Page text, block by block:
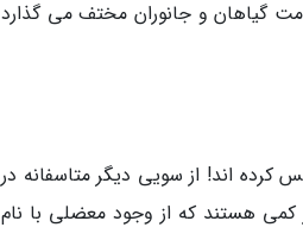
گیاهان و جانوران مختف می گذارد
اند! از سویی دیگر متاسفانه در
کمی هستند که از وجود معضلی با نام